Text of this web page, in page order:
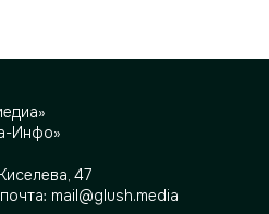
Инфо»
47
mail@glush.media